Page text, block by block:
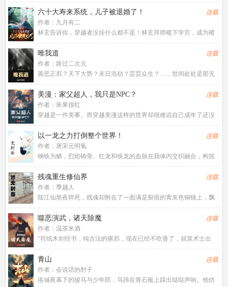
罐子，里面装下一点点食物，吃完就随手扔掉...
六十大寿来系统，儿子被退婚了！
作者： 九月有二
林玄告诉你，穿越者没挂什么都不是！林玄拜师稷下学宫，成为稷
下学宫亲传弟子，但是奈何空有一身悟性，却没有根骨，最后认命
的林玄悄然离去，回到了自家小城，娶妻生子，并且带领林家成为
了云雾城五大家族之一。林玄
连载
唯我道
作者： 路过二次元
善恶正邪？天下大势？末日浩劫？芸芸众生？……世间处处是那无
影无形但泾渭分明的束缚。当时代的浪潮强势来袭时，多是身不由
己。然，举目望去又顿觉皆是虚妄！！！万般唯我，无分正邪，亦
善亦恶，所思所欲即所行所为
连载
美漫：家父超人，我只是NPC？
作者： 朱果很红
穿越是一件美事。而穿越美漫这样的世界却很难说自己成年了还没
逝，或许成为了超人克拉克的养子也算有了一...
连载
以一龙之力打倒整个世界！
作者： 唐宋元明氢
钢铁为鳞，烈焰铸骨。红龙和铁龙的血脉在我体内交织融合，构筑
出耀眼的新生，烈焰与钢铁是我与生俱来的天赋...
连载
残魂重生修仙界
作者： 季越人
陆江仙熬夜猝死，残魂却附在了一面满是裂痕的青灰色铜镜上，飘
落到了浩瀚无垠的修仙世界。凶险难测的大黎山，眉尺河旁小小的
村落，一个小家族拾到了这枚镜子，于是传仙道授仙法，开启波澜
壮阔的新时代。(家族修仙，
连载
噬恶演武，诸天除魔
作者： 温茶米酒
“符纸木剑经书，纯古法的驱邪，现在已经不吃香了，就算术士出
门，都得带个二百斤的香炉防身，你不练武，抡...
连载
青山
作者： 会说话的肘子
洛城夜幕下的骏马与少年郎，马蹄在青石板上踩出哒哒声响。他仿
连载